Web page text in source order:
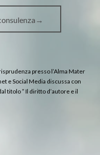
presso l’Alma Mater
e Social Media discussa con
titolo ” Il diritto d’autore e il